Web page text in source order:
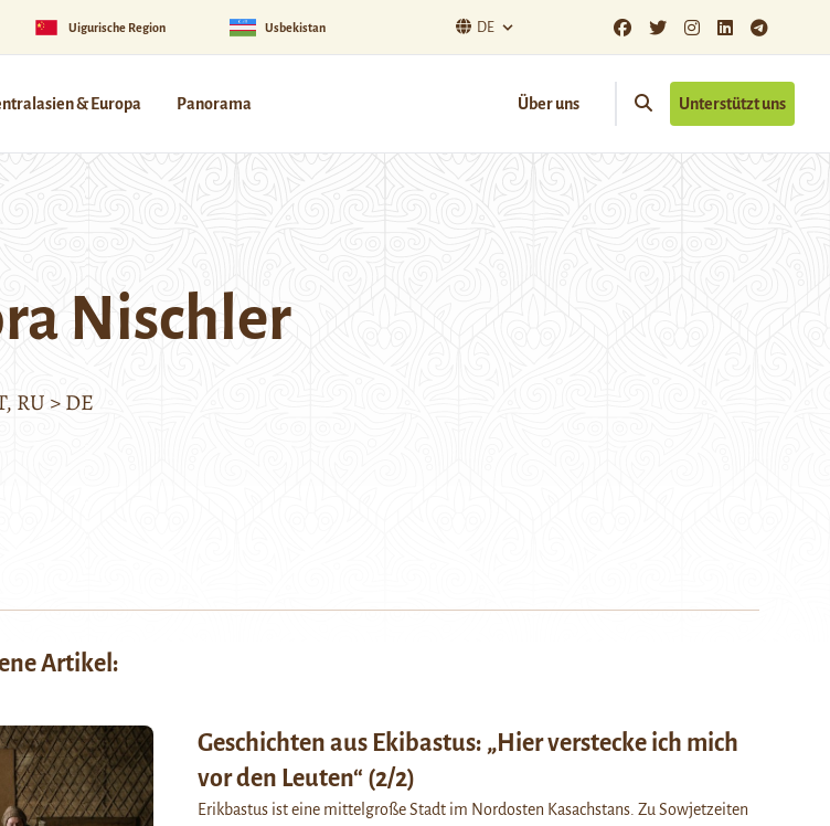
Uigurische Region Usbekistan DE
& Europa Panorama Über uns Unterstützt uns
Nischler
RU > DE
Artikel:
Geschichten aus Ekibastus: „Hier verstecke ich mich
vor den Leuten“ (2/2)
Erikbastus ist eine mittelgroße Stadt im Nordosten Kasachstans. Zu Sowjetzeiten